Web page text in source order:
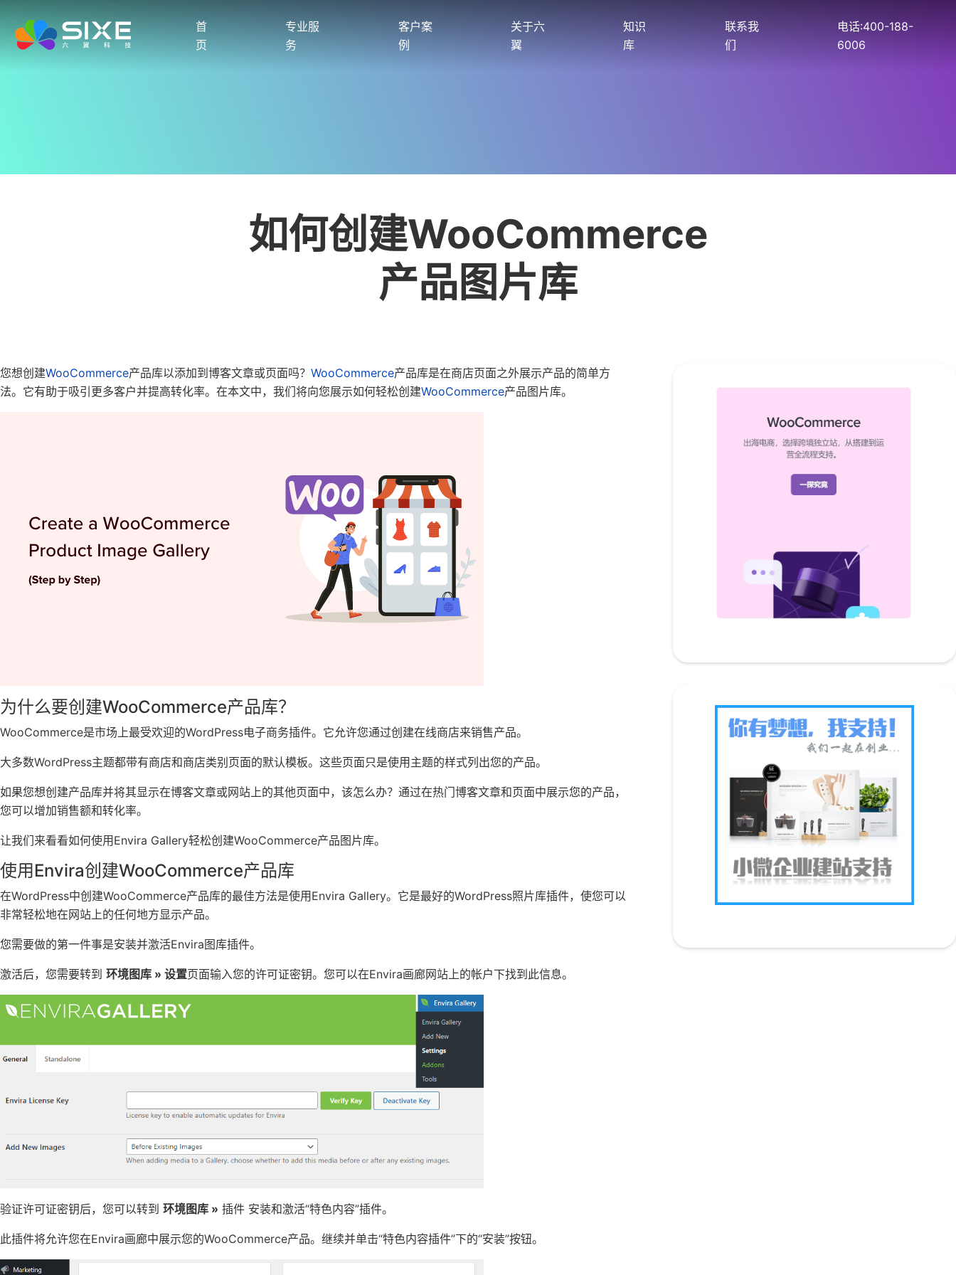
首
页
专业服
务
客户案
例
关于六
翼
知识
库
联系我
们
电话:400-188-
6006
如何创建WooCommerce
产品图片库
您想创建WooCommerce产品库以添加到博客文章或页面吗？ WooCommerce产品库是在商店页面之外展示产品的简单方
法。它有助于吸引更多客户并提高转化率。在本文中，我们将向您展示如何轻松创建WooCommerce产品图片库。
为什么要创建WooCommerce产品库？
WooCommerce是市场上最受欢迎的WordPress电子商务插件。它允许您通过创建在线商店来销售产品。
大多数WordPress主题都带有商店和商店类别页面的默认模板。这些页面只是使用主题的样式列出您的产品。
如果您想创建产品库并将其显示在博客文章或网站上的其他页面中，该怎么办？通过在热门博客文章和页面中展示您的产品，
您可以增加销售额和转化率。
让我们来看看如何使用Envira Gallery轻松创建WooCommerce产品图片库。
使用Envira创建WooCommerce产品库
在WordPress中创建WooCommerce产品库的最佳方法是使用Envira Gallery。它是最好的WordPress照片库插件，使您可以
非常轻松地在网站上的任何地方显示产品。
您需要做的第一件事是安装并激活Envira图库插件。
激活后，您需要转到 环境图库 » 设置页面输入您的许可证密钥。您可以在Envira画廊网站上的帐户下找到此信息。
验证许可证密钥后，您可以转到 环境图库 » 插件 安装和激活“特色内容”插件。
此插件将允许您在Envira画廊中展示您的WooCommerce产品。继续并单击“特色内容插件”下的“安装”按钮。